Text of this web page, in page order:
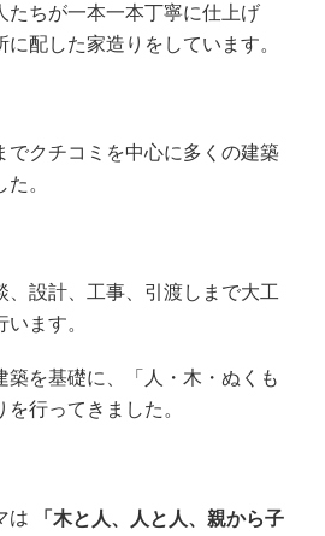
たちが一本一本丁寧に仕上げ
配した家造りをしています。
でクチコミを中心に多くの建築
。
、設計、工事、引渡しまで大工
ます。
築を基礎に、「人・木・ぬくも
行ってきました。
は
「木と人、人と人、親から子